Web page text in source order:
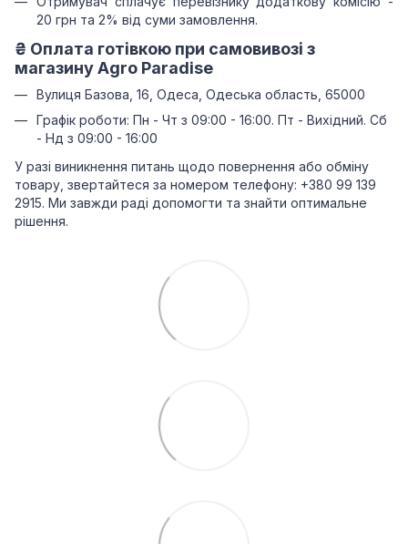
20 грн та 2% від суми замовлення.
₴ Оплата готівкою при самовивозі з
магазину Agro Paradise
Вулиця Базова, 16, Одеса, Одеська область, 65000
Графік роботи: Пн - Чт з 09:00 - 16:00. Пт - Вихідний. Сб
- Нд з 09:00 - 16:00
У разі виникнення питань щодо повернення або обміну
товару, звертайтеся за номером телефону: +380 99 139
2915. Ми завжди раді допомогти та знайти оптимальне
рішення.